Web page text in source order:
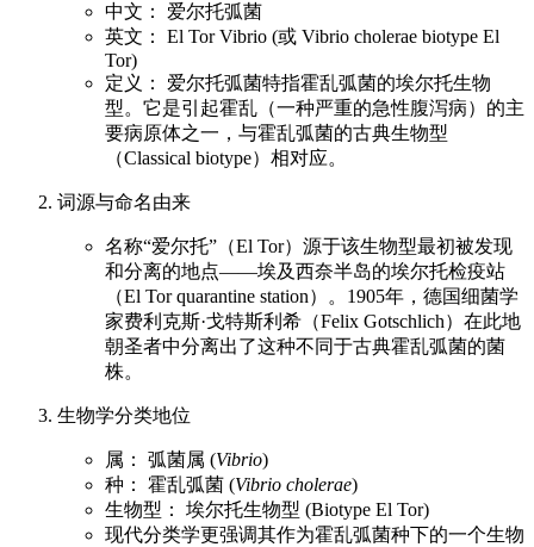
中文： 爱尔托弧菌
英文： El Tor Vibrio (或 Vibrio cholerae biotype El
Tor)
定义： 爱尔托弧菌特指霍乱弧菌的埃尔托生物
型。它是引起霍乱（一种严重的急性腹泻病）的主
要病原体之一，与霍乱弧菌的古典生物型
（Classical biotype）相对应。
词源与命名由来
名称“爱尔托”（El Tor）源于该生物型最初被发现
和分离的地点——埃及西奈半岛的埃尔托检疫站
（El Tor quarantine station）。1905年，德国细菌学
家费利克斯·戈特斯利希（Felix Gotschlich）在此地
朝圣者中分离出了这种不同于古典霍乱弧菌的菌
株。
生物学分类地位
属： 弧菌属 (Vibrio)
种： 霍乱弧菌 (Vibrio cholerae)
生物型： 埃尔托生物型 (Biotype El Tor)
现代分类学更强调其作为霍乱弧菌种下的一个生物